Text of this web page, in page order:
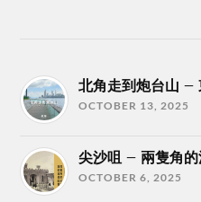
北角走到炮台山 –
OCTOBER 13, 2025
尖沙咀 – 兩隻角
OCTOBER 6, 2025